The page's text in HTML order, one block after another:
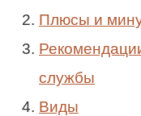
Плюсы и
службы
Виды